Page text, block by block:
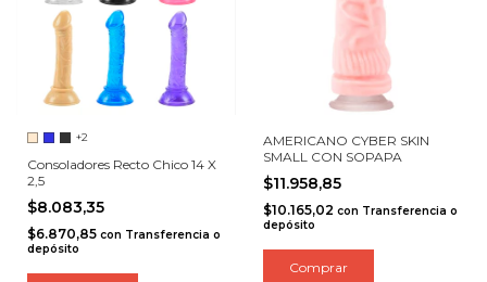
+2
Consoladores Recto Chico 14 X
2,5
$8.083,35
$6.870,85 con Transferencia o
depósito
AMERICANO CYBER SKIN
SMALL CON SOPAPA
$11.958,85
$10.165,02 con Transferencia o
depósito